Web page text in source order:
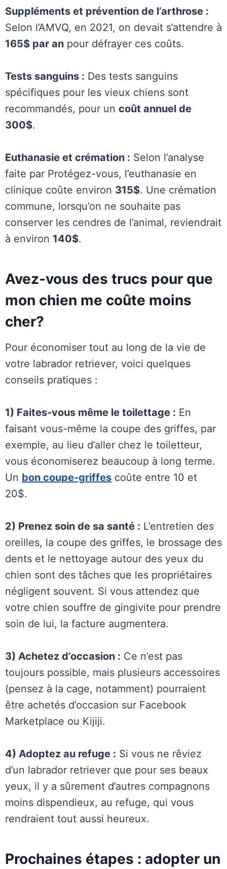
Suppléments et prévention de l’arthrose :
Selon l’AMVQ, en 2021, on devait s’attendre à
165$ par an pour défrayer ces coûts.
Tests sanguins : Des tests sanguins
spécifiques pour les vieux chiens sont
recommandés, pour un coût annuel de
300$.
Euthanasie et crémation : Selon l’analyse
faite par Protégez-vous, l’euthanasie en
clinique coûte environ 315$. Une crémation
commune, lorsqu’on ne souhaite pas
conserver les cendres de l’animal, reviendrait
à environ 140$.
Avez-vous des trucs pour que
mon chien me coûte moins
cher?
Pour économiser tout au long de la vie de
votre labrador retriever, voici quelques
conseils pratiques :
1) Faites-vous même le toilettage : En
faisant vous-même la coupe des griffes, par
exemple, au lieu d’aller chez le toiletteur,
vous économiserez beaucoup à long terme.
Un bon coupe-griffes coûte entre 10 et
20$.
2) Prenez soin de sa santé : L’entretien des
oreilles, la coupe des griffes, le brossage des
dents et le nettoyage autour des yeux du
chien sont des tâches que les propriétaires
négligent souvent. Si vous attendez que
votre chien souffre de gingivite pour prendre
soin de lui, la facture augmentera.
3) Achetez d’occasion : Ce n’est pas
toujours possible, mais plusieurs accessoires
(pensez à la cage, notamment) pourraient
être achetés d’occasion sur Facebook
Marketplace ou Kijiji.
4) Adoptez au refuge : Si vous ne rêviez
d’un labrador retriever que pour ses beaux
yeux, il y a sûrement d’autres compagnons
moins dispendieux, au refuge, qui vous
rendraient tout aussi heureux.
Prochaines étapes : adopter un